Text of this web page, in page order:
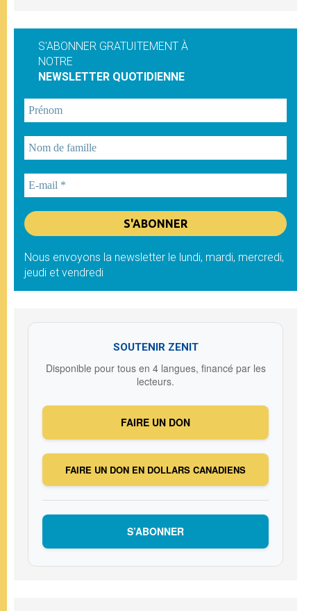
S'ABONNER GRATUITEMENT À
NOTRE
NEWSLETTER QUOTIDIENNE
Nous envoyons la newsletter le lundi, mardi, mercredi,
jeudi et vendredi
SOUTENIR ZENIT
Disponible pour tous en 4 langues, financé par les
lecteurs.
FAIRE UN DON
FAIRE UN DON EN DOLLARS CANADIENS
S’ABONNER